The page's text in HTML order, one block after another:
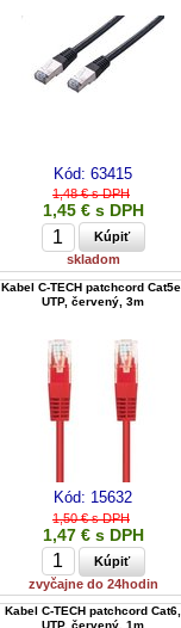
Kód: 63415
1,48 € s DPH
1,45 € s DPH
skladom
Kabel C-TECH patchcord Cat5e,
UTP, červený, 3m
Kód: 15632
1,50 € s DPH
1,47 € s DPH
zvyčajne do 24hodin
Kabel C-TECH patchcord Cat6,
UTP, červený, 1m